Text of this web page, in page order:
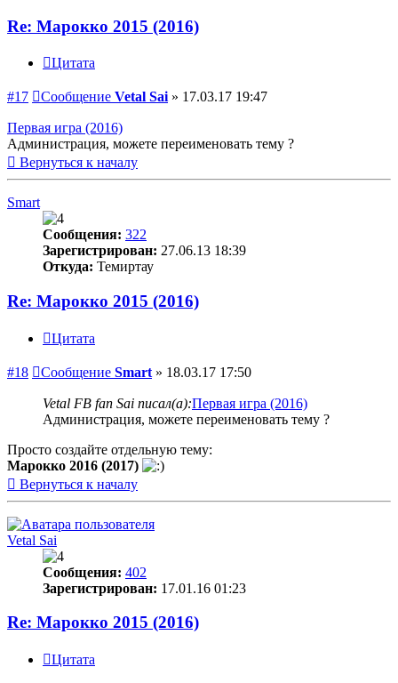
Re: Марокко 2015 (2016)
Цитата
#17 Сообщение Vetal Sai » 17.03.17 19:47
Первая игра (2016)
Администрация, можете переименовать тему ?
Вернуться к началу
Smart
Сообщения: 322
Зарегистрирован: 27.06.13 18:39
Откуда: Темиртау
Re: Марокко 2015 (2016)
Цитата
#18 Сообщение Smart » 18.03.17 17:50
Vetal FB fan Sai писал(а):Первая игра (2016)
Администрация, можете переименовать тему ?
Просто создайте отдельную тему:
Марокко 2016 (2017)
Вернуться к началу
Vetal Sai
Сообщения: 402
Зарегистрирован: 17.01.16 01:23
Re: Марокко 2015 (2016)
Цитата